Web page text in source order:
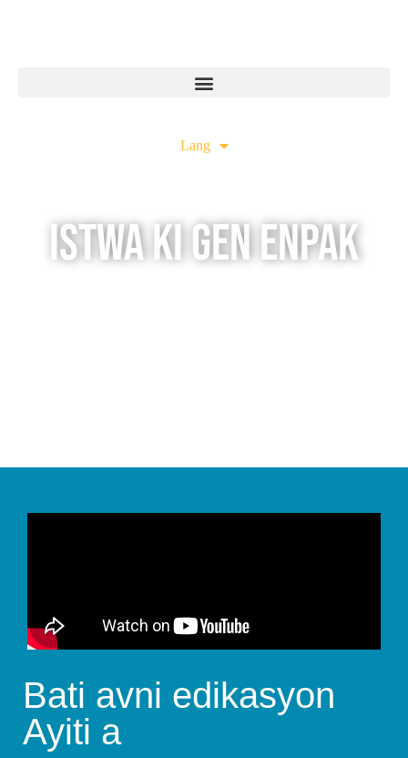
Lang
Istwa ki gen Enpak
Bati avni edikasyon
Ayiti a